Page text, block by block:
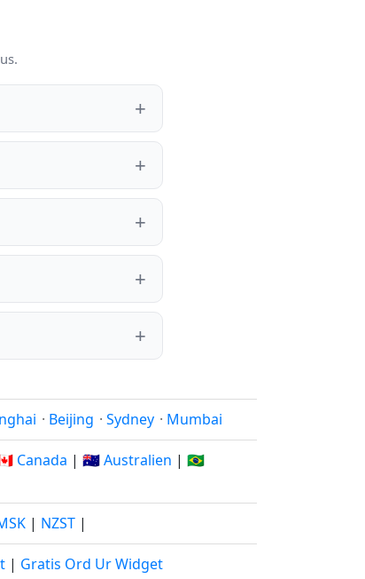
· Beijing · Sydney · Mumbai
Canada | 🇦🇺 Australien | 🇧🇷
| NZST |
| Gratis Ord Ur Widget